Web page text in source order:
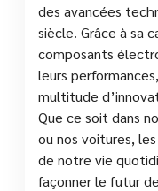
des avancées
siècle. Grâce à sa
composants
leurs
multitude
Que ce soit dans
ou nos voitures,
de notre vie
façonner le futur